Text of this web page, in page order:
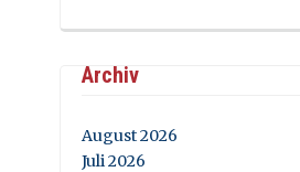
Archiv
August 2026
Juli 2026